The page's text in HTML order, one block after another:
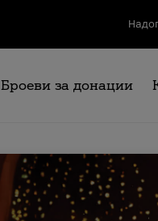
Броеви за донации